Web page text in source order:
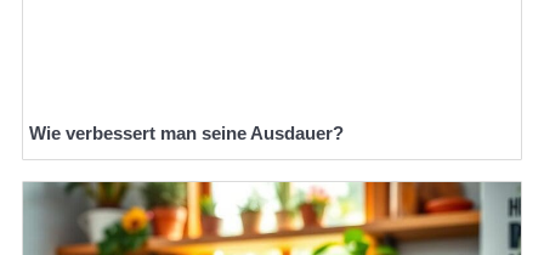
Wie verbessert man seine Ausdauer?